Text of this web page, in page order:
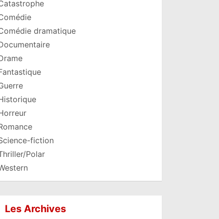
dramatique
fiction
Polar
Les Archives